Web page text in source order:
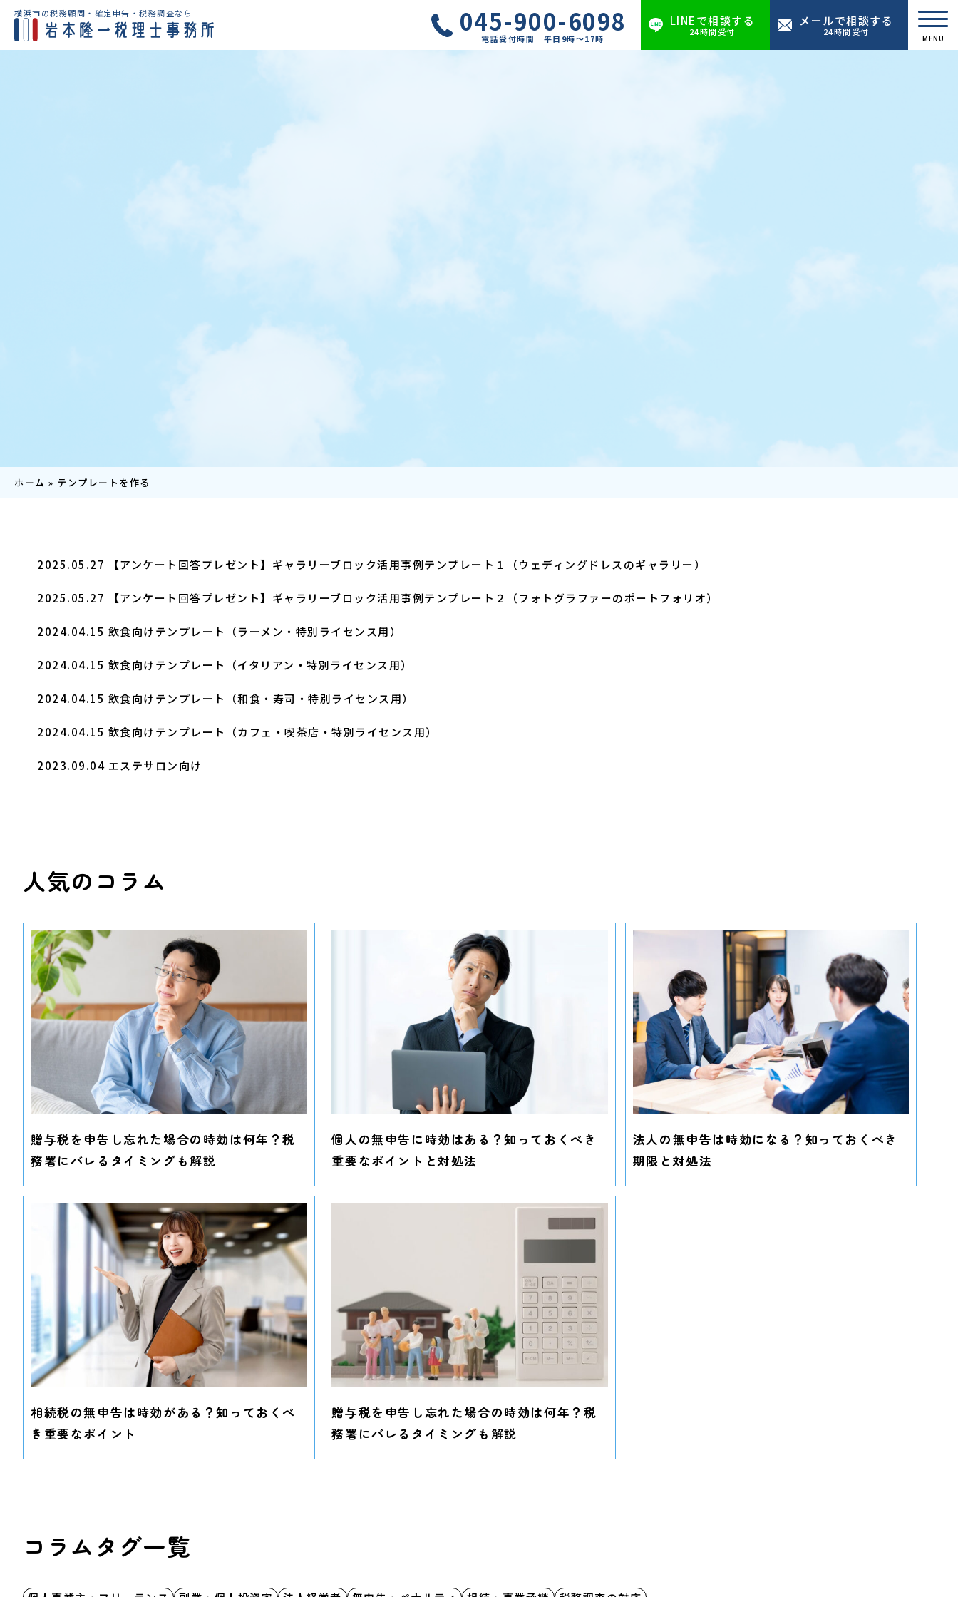
横浜市の税務顧問・確定申告・税務調査なら 045-900-6098
電話受付時間 平日9時～17時
LINEで相談する
24時間受付
メールで相談する
24時間受付
MENU
ホーム » テンプレートを作る
2025.05.27 【アンケート回答プレゼント】ギャラリーブロック活用事例テンプレート１（ウェディングドレスのギャラリー）
2025.05.27 【アンケート回答プレゼント】ギャラリーブロック活用事例テンプレート２（フォトグラファーのポートフォリオ）
2024.04.15 飲食向けテンプレート（ラーメン・特別ライセンス用）
2024.04.15 飲食向けテンプレート（イタリアン・特別ライセンス用）
2024.04.15 飲食向けテンプレート（和食・寿司・特別ライセンス用）
2024.04.15 飲食向けテンプレート（カフェ・喫茶店・特別ライセンス用）
2023.09.04 エステサロン向け
人気のコラム
贈与税を申告し忘れた場合の時効は何年？税
務署にバレるタイミングも解説
個人の無申告に時効はある？知っておくべき
重要なポイントと対処法
法人の無申告は時効になる？知っておくべき
期限と対処法
相続税の無申告は時効がある？知っておくべ
き重要なポイント
贈与税を申告し忘れた場合の時効は何年？税
務署にバレるタイミングも解説
コラムタグ一覧